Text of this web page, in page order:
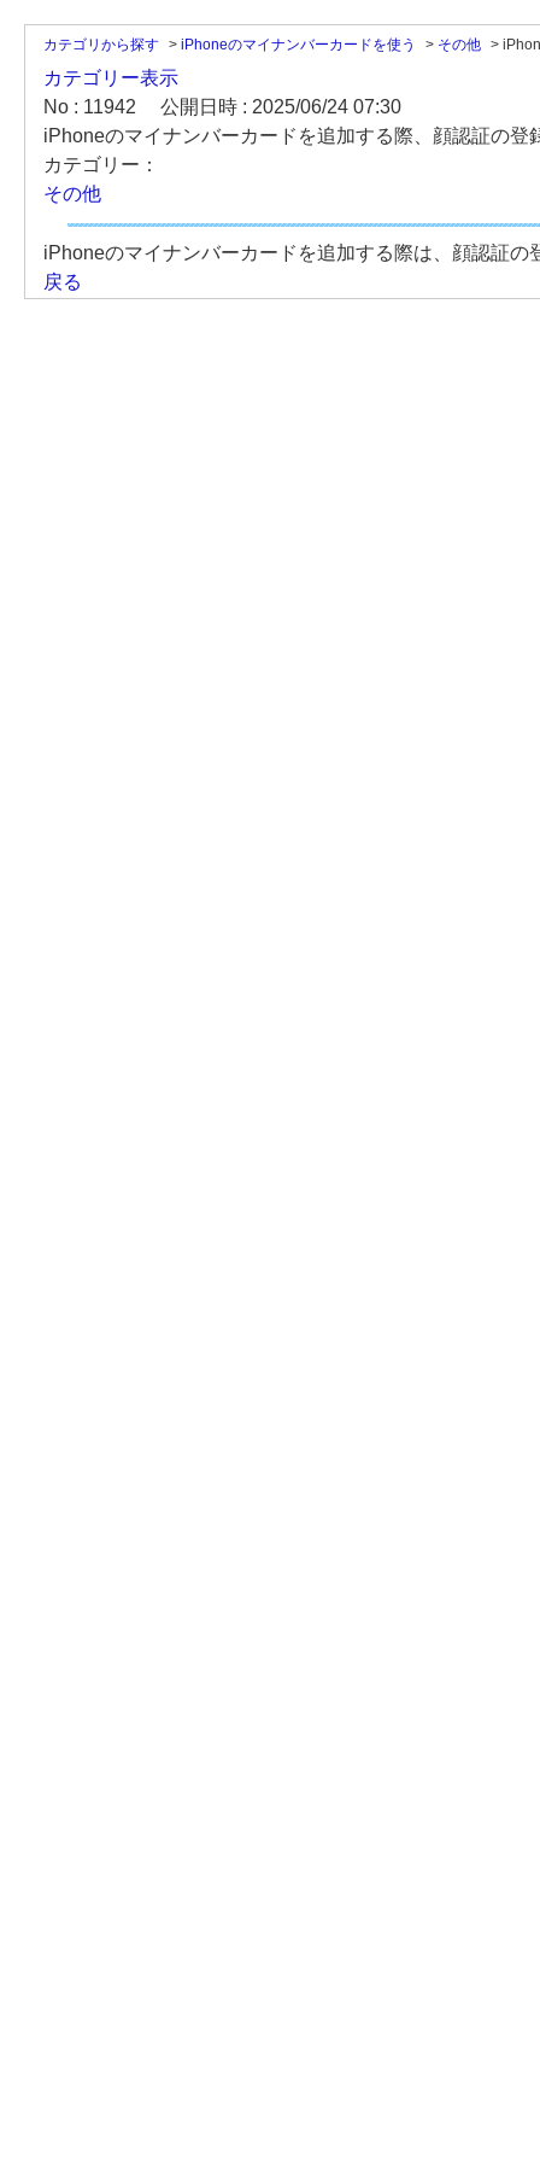
カテゴリから探す > iPhoneのマイナンバーカードを使う > その他 >
カテゴリー表示
No : 11942
公開日時 : 2025/06/24 07:30
iPhoneのマイナンバーカードを追加する際、顔認証の登
カテゴリー：
その他
iPhoneのマイナンバーカードを追加する際は、顔認証の
戻る